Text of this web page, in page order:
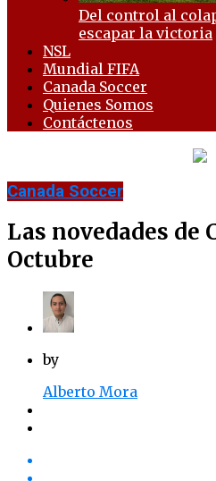
Del control al
escapar la victoria
NSL
Mundial FIFA
Canada Soccer
Quienes Somos
Contáctenos
Canada Soccer
Las novedades de
Octubre
by
Alberto Mora